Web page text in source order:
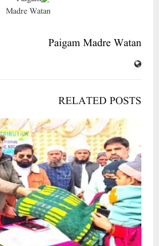
Paigam Madre Watan
RELATED POSTS